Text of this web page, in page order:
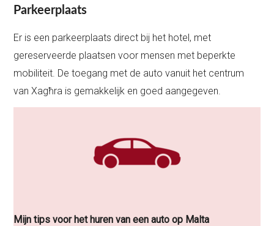
Parkeerplaats
Er is een parkeerplaats direct bij het hotel, met
gereserveerde plaatsen voor mensen met beperkte
mobiliteit. De toegang met de auto vanuit het centrum
van Xagħra is gemakkelijk en goed aangegeven.
Mijn tips voor het huren van een auto op Malta